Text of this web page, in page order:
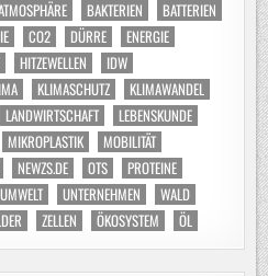
BAKTERIEN
BATTERIEN
CO2 DÜRRE
ENERGIE
HITZEWELLEN
IDW
KLIMASCHUTZ
KLIMAWANDEL
LANDWIRTSCHAFT
LEBENSKUNDE
MIKROPLASTIK
MOBILITÄT
NEWZS.DE OTS
PROTEINE
UMWELT UNTERNEHMEN
WALD
ZELLEN ÖKOSYSTEM ÖL